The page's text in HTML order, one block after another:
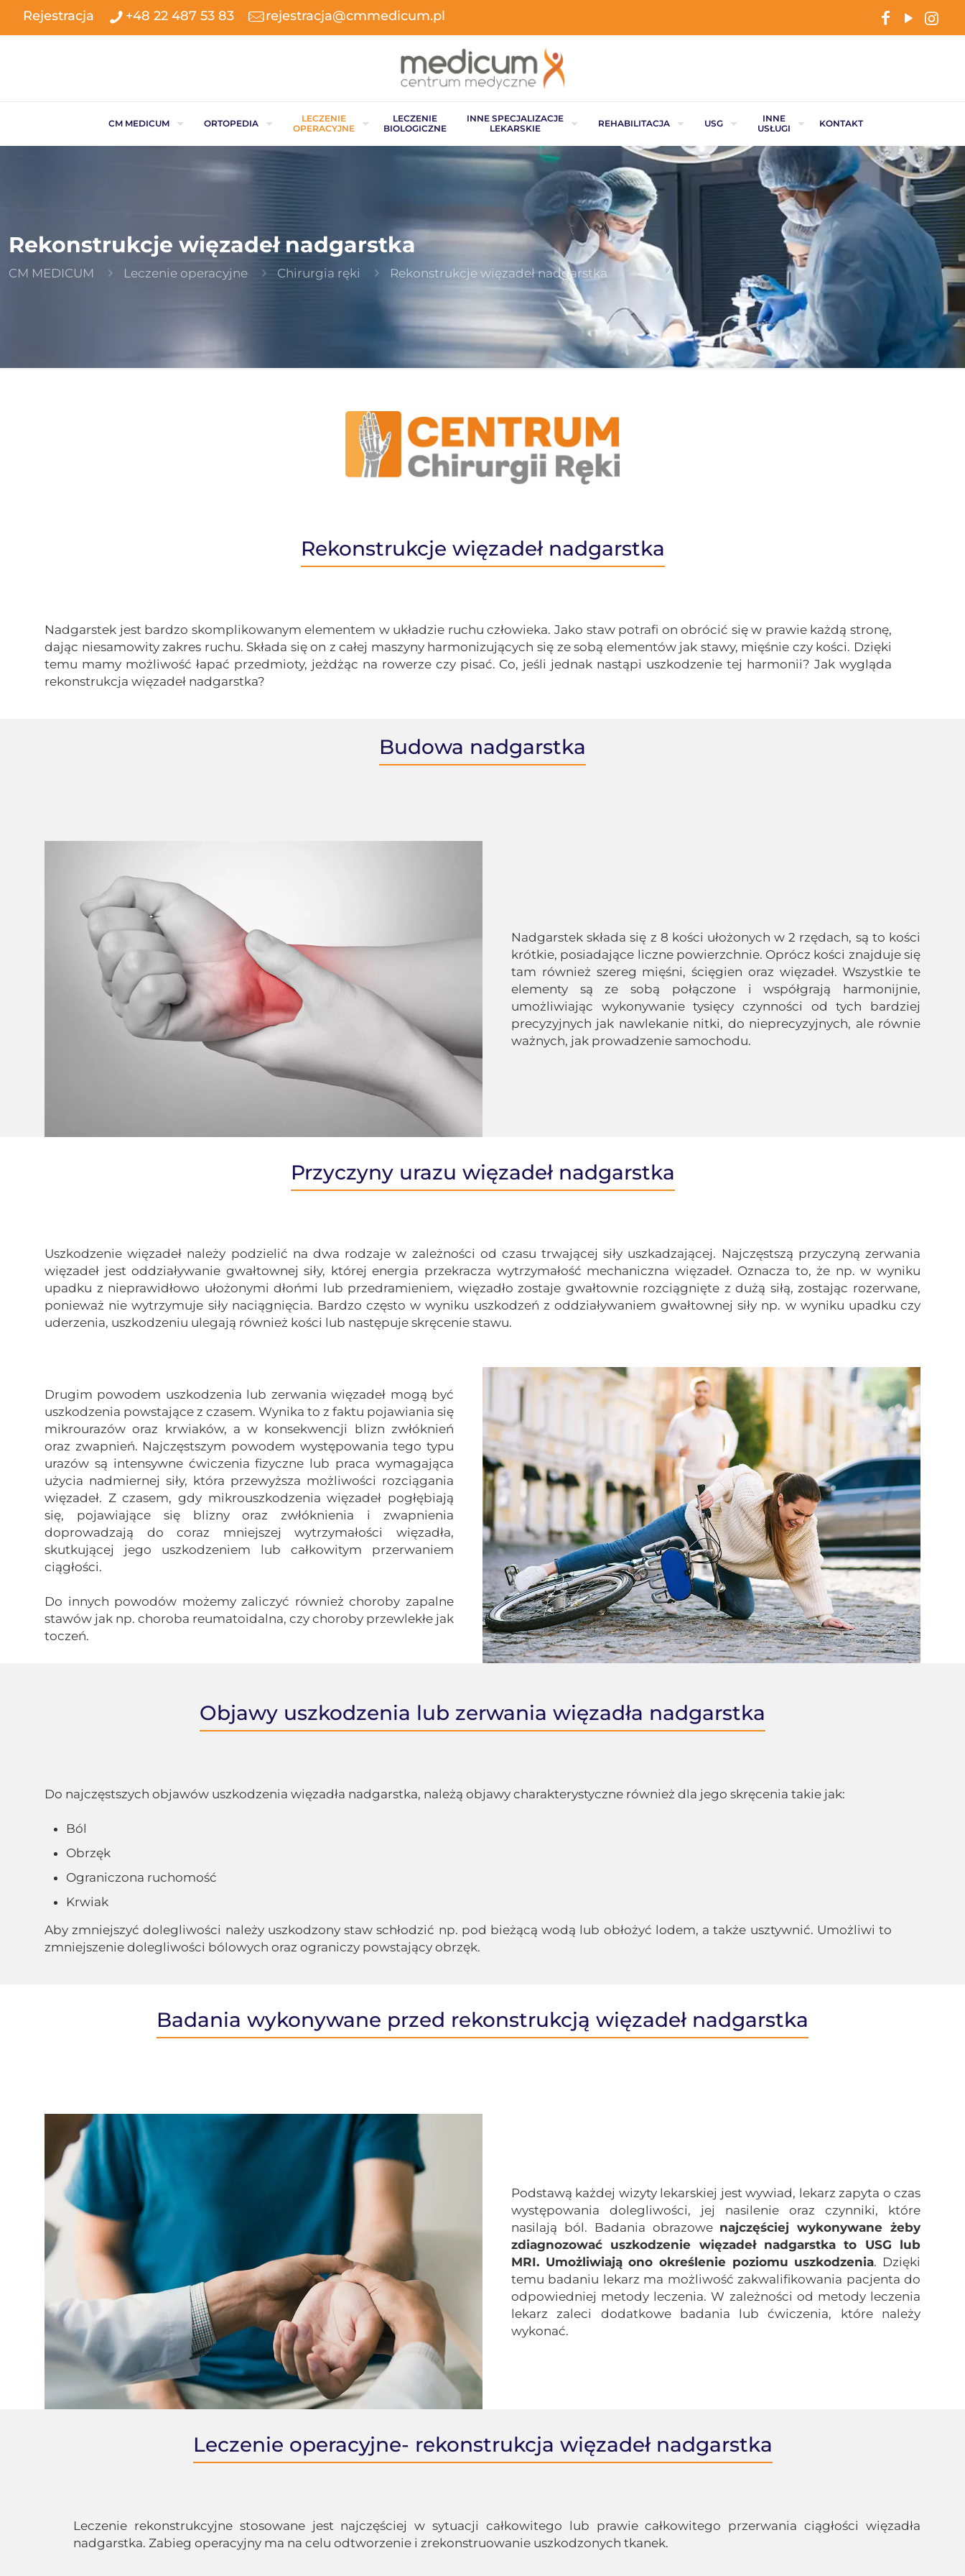
Rejestracja +48 22 487 53 83 rejestracja@cmmedicum.pl
CM MEDICUM ORTOPEDIA
LECZENIE
OPERACYJNE
LECZENIE
BIOLOGICZNE
INNE SPECJALIZACJE
LEKARSKIE
REHABILITACJA USG
INNE
USŁUGI
KONTAKT
Rekonstrukcje więzadeł nadgarstka
CM MEDICUM Leczenie operacyjne Chirurgia ręki Rekonstrukcje więzadeł nadgarstka
Rekonstrukcje więzadeł nadgarstka
Nadgarstek jest bardzo skomplikowanym elementem w układzie ruchu człowieka. Jako staw potrafi on obrócić się w prawie każdą stronę,
dając niesamowity zakres ruchu. Składa się on z całej maszyny harmonizujących się ze sobą elementów jak stawy, mięśnie czy kości. Dzięki
temu mamy możliwość łapać przedmioty, jeżdżąc na rowerze czy pisać. Co, jeśli jednak nastąpi uszkodzenie tej harmonii? Jak wygląda
rekonstrukcja więzadeł nadgarstka?
Budowa nadgarstka
Nadgarstek składa się z 8 kości ułożonych w 2 rzędach, są to kości
krótkie, posiadające liczne powierzchnie. Oprócz kości znajduje się
tam również szereg mięśni, ścięgien oraz więzadeł. Wszystkie te
elementy są ze sobą połączone i współgrają harmonijnie,
umożliwiając wykonywanie tysięcy czynności od tych bardziej
precyzyjnych jak nawlekanie nitki, do nieprecyzyjnych, ale równie
ważnych, jak prowadzenie samochodu.
Przyczyny urazu więzadeł nadgarstka
Uszkodzenie więzadeł należy podzielić na dwa rodzaje w zależności od czasu trwającej siły uszkadzającej. Najczęstszą przyczyną zerwania
więzadeł jest oddziaływanie gwałtownej siły, której energia przekracza wytrzymałość mechaniczna więzadeł. Oznacza to, że np. w wyniku
upadku z nieprawidłowo ułożonymi dłońmi lub przedramieniem, więzadło zostaje gwałtownie rozciągnięte z dużą siłą, zostając rozerwane,
ponieważ nie wytrzymuje siły naciągnięcia. Bardzo często w wyniku uszkodzeń z oddziaływaniem gwałtownej siły np. w wyniku upadku czy
uderzenia, uszkodzeniu ulegają również kości lub następuje skręcenie stawu.
Drugim powodem uszkodzenia lub zerwania więzadeł mogą być
uszkodzenia powstające z czasem. Wynika to z faktu pojawiania się
mikrourazów oraz krwiaków, a w konsekwencji blizn zwłóknień
oraz zwapnień. Najczęstszym powodem występowania tego typu
urazów są intensywne ćwiczenia fizyczne lub praca wymagająca
użycia nadmiernej siły, która przewyższa możliwości rozciągania
więzadeł. Z czasem, gdy mikrouszkodzenia więzadeł pogłębiają
się, pojawiające się blizny oraz zwłóknienia i zwapnienia
doprowadzają do coraz mniejszej wytrzymałości więzadła,
skutkującej jego uszkodzeniem lub całkowitym przerwaniem
ciągłości.
Do innych powodów możemy zaliczyć również choroby zapalne
stawów jak np. choroba reumatoidalna, czy choroby przewlekłe jak
toczeń.
Objawy uszkodzenia lub zerwania więzadła nadgarstka
Do najczęstszych objawów uszkodzenia więzadła nadgarstka, należą objawy charakterystyczne również dla jego skręcenia takie jak:
Ból
Obrzęk
Ograniczona ruchomość
Krwiak
Aby zmniejszyć dolegliwości należy uszkodzony staw schłodzić np. pod bieżącą wodą lub obłożyć lodem, a także usztywnić. Umożliwi to
zmniejszenie dolegliwości bólowych oraz ograniczy powstający obrzęk.
Badania wykonywane przed rekonstrukcją więzadeł nadgarstka
Podstawą każdej wizyty lekarskiej jest wywiad, lekarz zapyta o czas
występowania dolegliwości, jej nasilenie oraz czynniki, które
nasilają ból. Badania obrazowe najczęściej wykonywane żeby
zdiagnozować uszkodzenie więzadeł nadgarstka to USG lub
MRI. Umożliwiają ono określenie poziomu uszkodzenia. Dzięki
temu badaniu lekarz ma możliwość zakwalifikowania pacjenta do
odpowiedniej metody leczenia. W zależności od metody leczenia
lekarz zaleci dodatkowe badania lub ćwiczenia, które należy
wykonać.
Leczenie operacyjne- rekonstrukcja więzadeł nadgarstka
Leczenie rekonstrukcyjne stosowane jest najczęściej w sytuacji całkowitego lub prawie całkowitego przerwania ciągłości więzadła
nadgarstka. Zabieg operacyjny ma na celu odtworzenie i zrekonstruowanie uszkodzonych tkanek.